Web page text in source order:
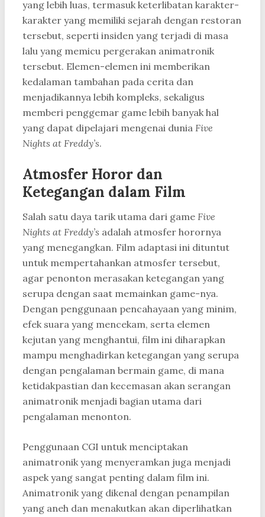
yang lebih luas, termasuk keterlibatan karakter-
karakter yang memiliki sejarah dengan restoran
tersebut, seperti insiden yang terjadi di masa
lalu yang memicu pergerakan animatronik
tersebut. Elemen-elemen ini memberikan
kedalaman tambahan pada cerita dan
menjadikannya lebih kompleks, sekaligus
memberi penggemar game lebih banyak hal
yang dapat dipelajari mengenai dunia Five
Nights at Freddy’s.
Atmosfer Horor dan
Ketegangan dalam Film
Salah satu daya tarik utama dari game Five
Nights at Freddy’s adalah atmosfer horornya
yang menegangkan. Film adaptasi ini dituntut
untuk mempertahankan atmosfer tersebut,
agar penonton merasakan ketegangan yang
serupa dengan saat memainkan game-nya.
Dengan penggunaan pencahayaan yang minim,
efek suara yang mencekam, serta elemen
kejutan yang menghantui, film ini diharapkan
mampu menghadirkan ketegangan yang serupa
dengan pengalaman bermain game, di mana
ketidakpastian dan kecemasan akan serangan
animatronik menjadi bagian utama dari
pengalaman menonton.
Penggunaan CGI untuk menciptakan
animatronik yang menyeramkan juga menjadi
aspek yang sangat penting dalam film ini.
Animatronik yang dikenal dengan penampilan
yang aneh dan menakutkan akan diperlihatkan